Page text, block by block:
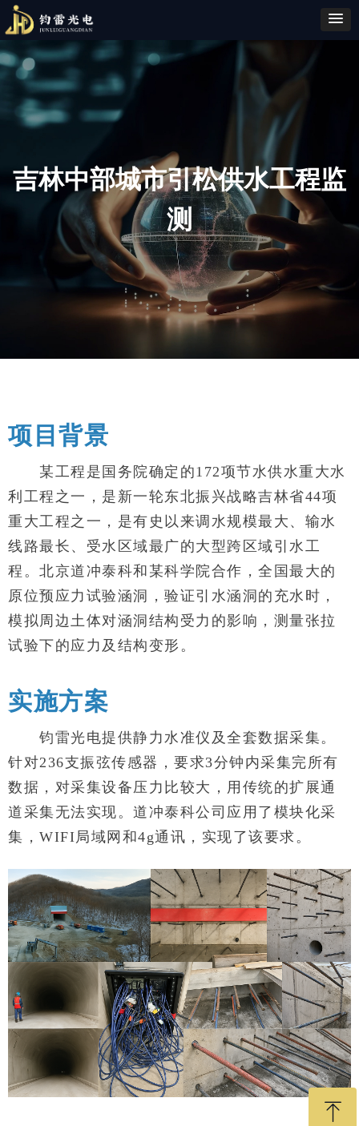
吉林中部城市引松供水工程监
测
项目背景
某工程是国务院确定的172项节水供水重大水
利工程之一，是新一轮东北振兴战略吉林省44项
重大工程之一，是有史以来调水规模最大、输水
线路最长、受水区域最广的大型跨区域引水工
程。 北京道冲泰科和某科学院合作，全国最大的
原位预应力试验涵洞，验证引水涵洞的充水时，
模拟周边土体对涵洞结构受力的影响，测量张拉
试验下的应力及结构变形。
实施方案
钧雷光电提供静力水准仪及全套数据采集。
针对236支振弦传感器，要求3分钟内采集完所有
数据，对采集设备压力比较大，用传统的扩展通
道采集无法实现。道冲泰科公司应用了模块化采
集，WIFI局域网和4g通讯，实现了该要求。
ꁸ